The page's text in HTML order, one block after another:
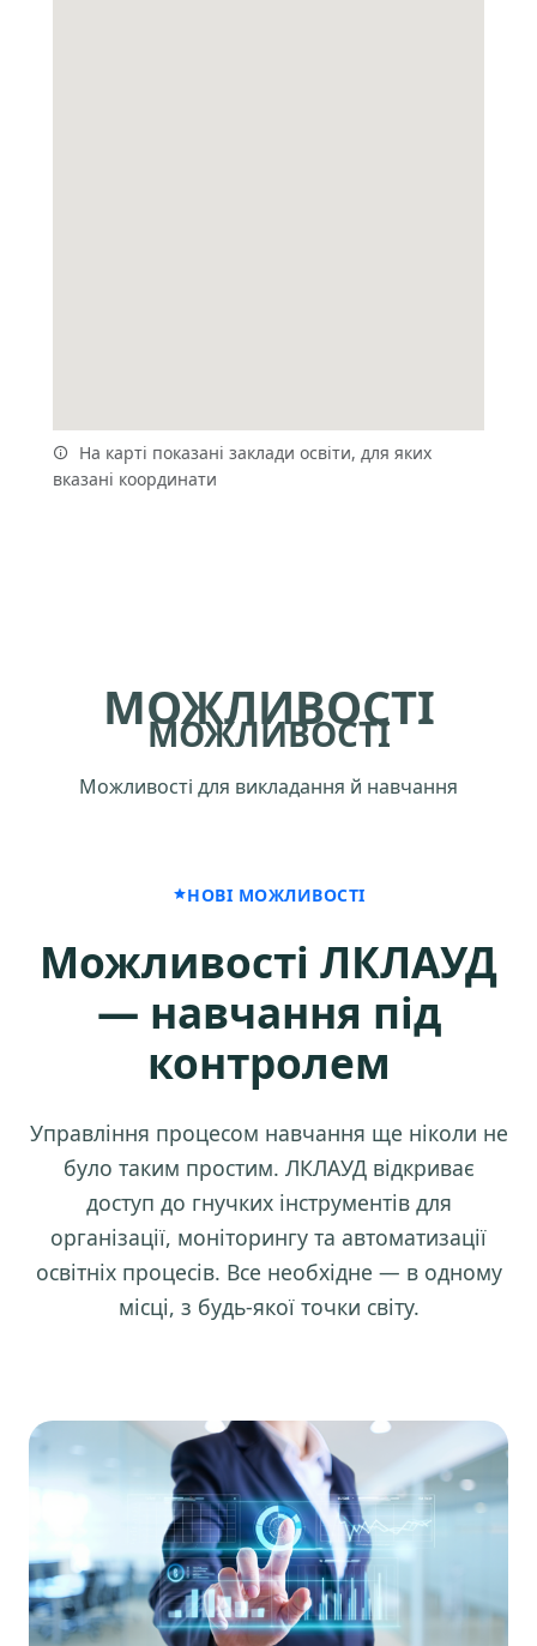
На карті показані заклади освіти, для яких
вказані координати
МОЖЛИВОСТІ
МОЖЛИВОСТІ
Можливості для викладання й навчання
НОВІ МОЖЛИВОСТІ
Можливості ЛКЛАУД
— навчання під
контролем
Управління процесом навчання ще ніколи не
було таким простим. ЛКЛАУД відкриває
доступ до гнучких інструментів для
організації, моніторингу та автоматизації
освітніх процесів. Все необхідне — в одному
місці, з будь-якої точки світу.